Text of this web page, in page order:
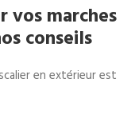
vos marches
conseils
en extérieur est